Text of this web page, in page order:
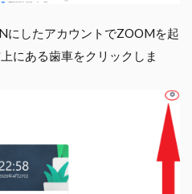
にしたアカウントでZOOMを起
にある歯車をクリックしま